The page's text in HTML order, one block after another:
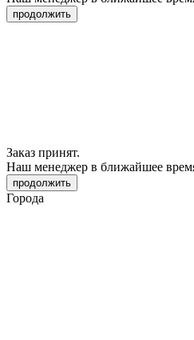
продолжить
Заказ принят.
Наш менеджер в ближайшее
продолжить
Города